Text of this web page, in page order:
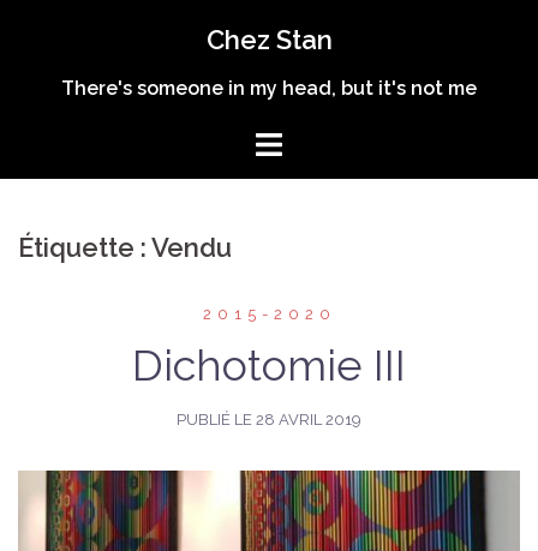
contenu
Chez Stan
There's someone in my head, but it's not me
Étiquette :Vendu
2015-2020
Dichotomie III
PUBLIÉ LE 28 AVRIL 2019